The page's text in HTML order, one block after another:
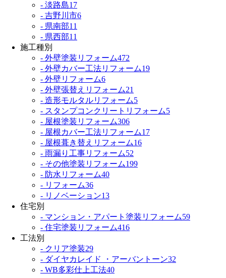
- 淡路島17
- 吉野川市6
- 県南部11
- 県西部11
施工種別
- 外壁塗装リフォーム472
- 外壁カバー工法リフォーム19
- 外壁リフォーム6
- 外壁張替えリフォーム21
- 造形モルタルリフォーム5
- スタンプコンクリートリフォーム5
- 屋根塗装リフォーム306
- 屋根カバー工法リフォーム17
- 屋根葺き替えリフォーム16
- 雨漏り工事リフォーム52
- その他塗装リフォーム199
- 防水リフォーム40
- リフォーム36
- リノベーション13
住宅別
- マンション・アパート塗装リフォーム59
- 住宅塗装リフォーム416
工法別
- クリア塗装29
- ダイヤカレイド ・アーバントーン32
- WB多彩仕上工法40